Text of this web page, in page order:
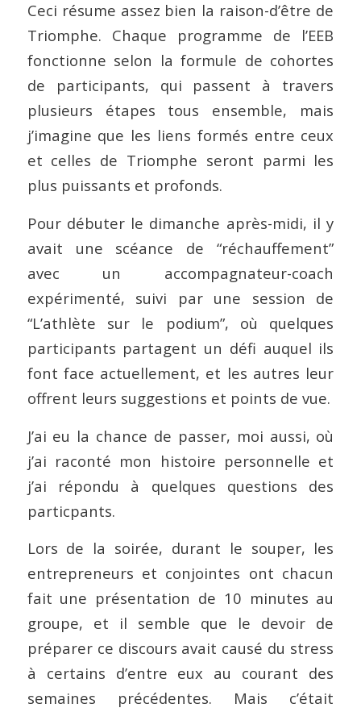
Ceci résume assez bien la raison-d’être de
Triomphe. Chaque programme de l’EEB
fonctionne selon la formule de cohortes
de participants, qui passent à travers
plusieurs étapes tous ensemble, mais
j’imagine que les liens formés entre ceux
et celles de Triomphe seront parmi les
plus puissants et profonds.
Pour débuter le dimanche après-midi, il y
avait une scéance de “réchauffement”
avec un accompagnateur-coach
expérimenté, suivi par une session de
“L’athlète sur le podium”, où quelques
participants partagent un défi auquel ils
font face actuellement, et les autres leur
offrent leurs suggestions et points de vue.
J’ai eu la chance de passer, moi aussi, où
j’ai raconté mon histoire personnelle et
j’ai répondu à quelques questions des
particpants.
Lors de la soirée, durant le souper, les
entrepreneurs et conjointes ont chacun
fait une présentation de 10 minutes au
groupe, et il semble que le devoir de
préparer ce discours avait causé du stress
à certains d’entre eux au courant des
semaines précédentes. Mais c’était